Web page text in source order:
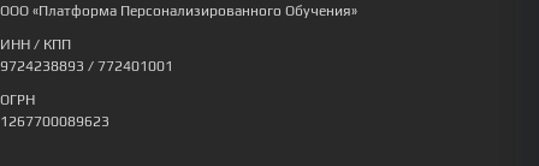
ООО «Платформа Персонализированного Обучения»
ИНН / КПП
9724238893 / 772401001
ОГРН
1267700089623